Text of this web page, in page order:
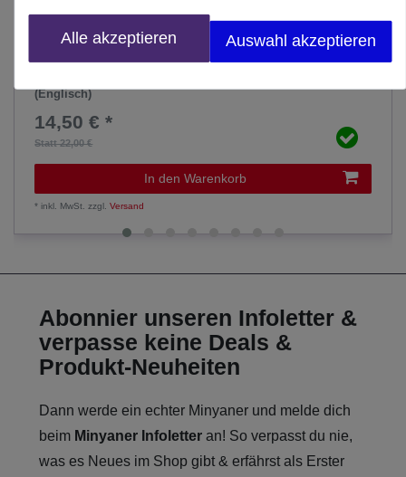
(Englisch)
Statt 22,00 €
14,50 € *
In den Warenkorb
*inkl. MwSt. zzgl.Versand
Abonnier unseren Infoletter &
verpasse keine Deals &
Produkt-Neuheiten
Dann werde ein echter Minyaner und melde dich
beim Minyaner Infoletter an! So verpasst du nie,
was es Neues im Shop gibt & erfährst als Erster
Alle akzeptieren Auswahl akzeptieren